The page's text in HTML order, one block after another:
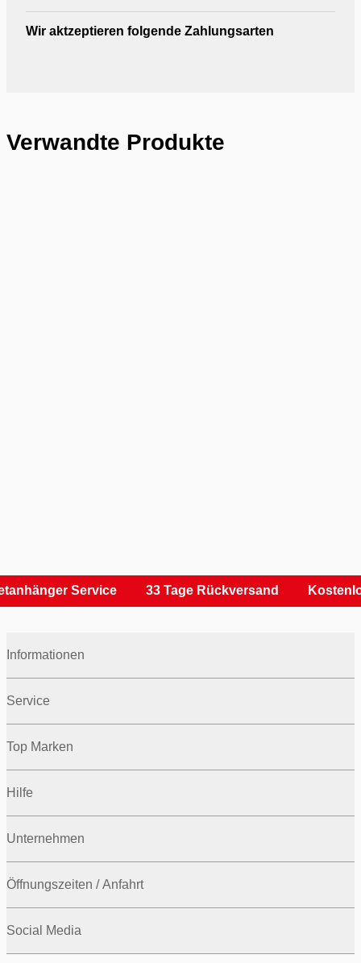
Wir aktzeptieren folgende Zahlungsarten
Verwandte Produkte
Service 33 Tage Rückversand
Informationen
Service
Top Marken
Hilfe
Unternehmen
Öffnungszeiten / Anfahrt
Social Media